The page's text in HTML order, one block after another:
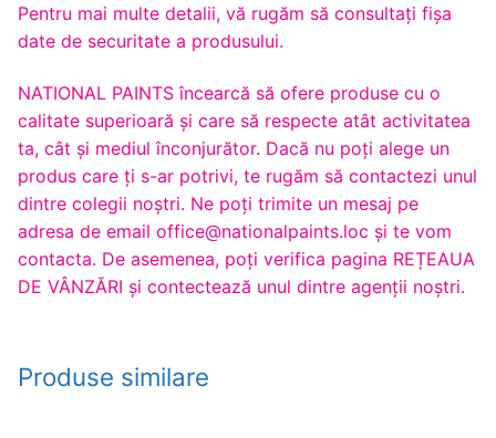
Pentru mai multe detalii, vă rugăm să consultaţi fişa
date de securitate a produsului.
NATIONAL PAINTS încearcă să ofere produse cu o
calitate superioară și care să respecte atât activitatea
ta, cât și mediul înconjurător. Dacă nu poți alege un
produs care ți s-ar potrivi, te rugăm să contactezi unul
dintre colegii noștri. Ne poți trimite un mesaj pe
adresa de email office@nationalpaints.loc și te vom
contacta. De asemenea, poți verifica pagina REȚEAUA
DE VÂNZĂRI și contectează unul dintre agenții noștri.
Produse similare